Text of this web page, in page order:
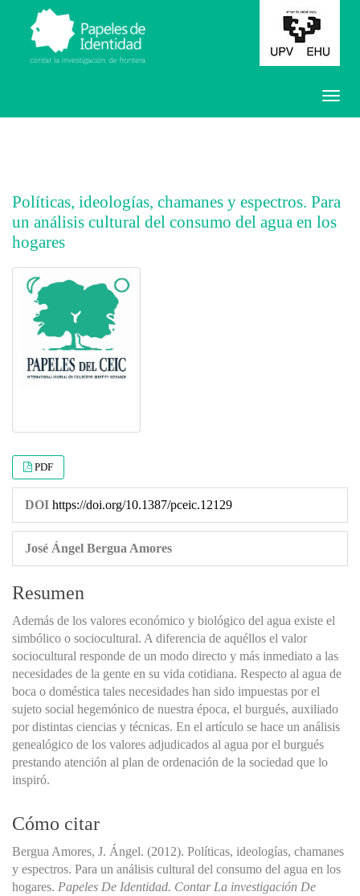
Políticas, ideologías, chamanes y espectros. Para
un análisis cultural del consumo del agua en los
hogares
##plugins.themes.bootstrap3.article.main##
PDF
DOI https://doi.org/10.1387/pceic.12129
José Ángel Bergua Amores
Resumen
Además de los valores económico y biológico del agua existe el
simbólico o sociocultural. A diferencia de aquéllos el valor
sociocultural responde de un modo directo y más inmediato a las
necesidades de la gente en su vida cotidiana. Respecto al agua de
boca o doméstica tales necesidades han sido impuestas por el
sujeto social hegemónico de nuestra época, el burgués, auxiliado
por distintas ciencias y técnicas. En el artículo se hace un análisis
genealógico de los valores adjudicados al agua por el burgués
prestando atención al plan de ordenación de la sociedad que lo
inspiró.
Cómo citar
Bergua Amores, J. Ángel. (2012). Políticas, ideologías, chamanes
y espectros. Para un análisis cultural del consumo del agua en los
hogares. Papeles De Identidad. Contar La investigación De